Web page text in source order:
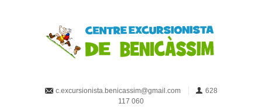
c.excursionista.benicassim@gmail.com
628
117 060